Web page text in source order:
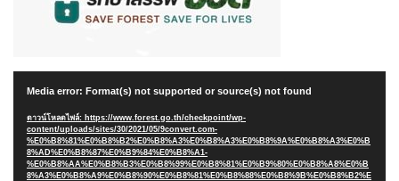
เล่น
ไฟล์
วิดีโอ
Media error: Format(s) not supported or source(s) not found
ดาวน์โหลดไฟล์: https://www.forest.go.th/checkpoint/wp-
content/uploads/sites/30/2021/05/9convert.com-
%E0%B8%81%E0%B8%B2%E0%B8%A3%E0%B8%A3%E0%B8%9A%E0%B8%A3%E0%B
8%AD%E0%B8%87%E0%B9%84%E0%B8%A1-
%E0%B8%AA%E0%B8%B3%E0%B8%99%E0%B8%81%E0%B9%80%E0%B8%A8%E0%B
8%A3%E0%B8%A9%E0%B8%90%E0%B8%81%E0%B8%88%E0%B8%9B%E0%B8%B2%E